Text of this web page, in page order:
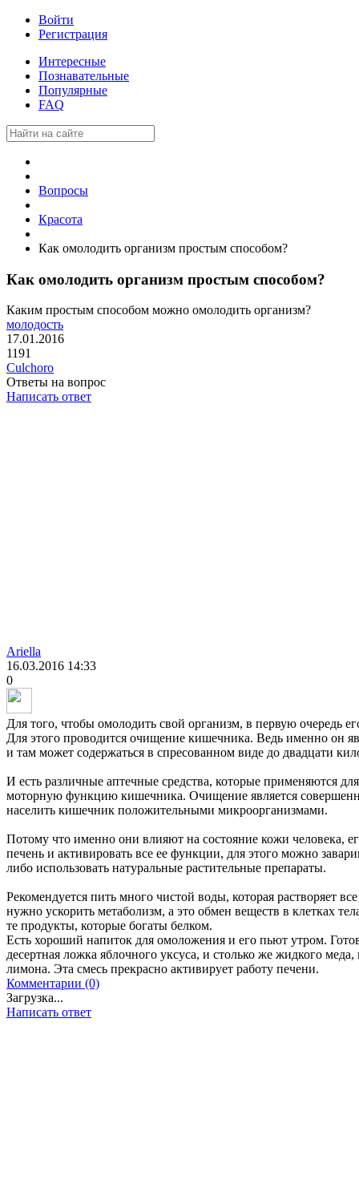
Войти
Регистрация
Интересные
Познавательные
Популярные
FAQ
Вопросы
Красота
Как омолодить организм простым способом?
Как омолодить организм простым способом?
Каким простым способом можно омолодить организм?
молодость
17.01.2016
1191
Culchoro
Ответы на вопрос
Написать ответ
Ariella
16.03.2016 14:33
0
Для того, чтобы омолодить свой организм, в первую очередь
Для этого проводится очищение кишечника. Ведь именно он
и там может содержаться в спресованном виде до двадцати
И есть различные аптечные средства, которые применяются
моторную функцию кишечника. Очищение является
населить кишечник положительными микроорганизмами.
Потому что именно они влияют на состояние кожи человека,
печень и активировать все ее функции, для этого можно
либо использовать натуральные растительные препараты.
Рекомендуется пить много чистой воды, которая растворяет
нужно ускорить метаболизм, а это обмен веществ в клетках
те продукты, которые богаты белком.
Есть хороший напиток для омоложения и его пьют утром.
десертная ложка яблочного уксуса, и столько же жидкого
лимона. Эта смесь прекрасно активирует работу печени.
Комментарии (0)
Загрузка...
Написать ответ